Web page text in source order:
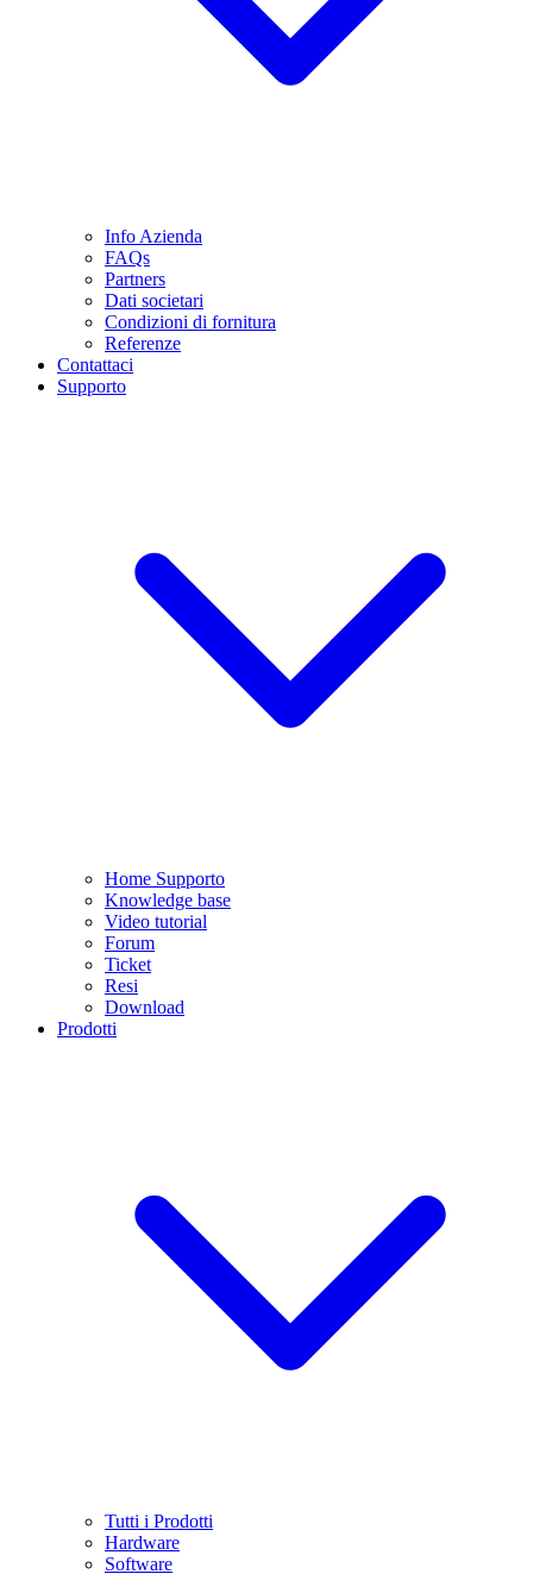
Info Azienda
FAQs
Partners
Dati societari
Condizioni di fornitura
Referenze
Contattaci
Supporto
Home Supporto
Knowledge base
Video tutorial
Forum
Ticket
Resi
Download
Prodotti
Tutti i Prodotti
Hardware
Software